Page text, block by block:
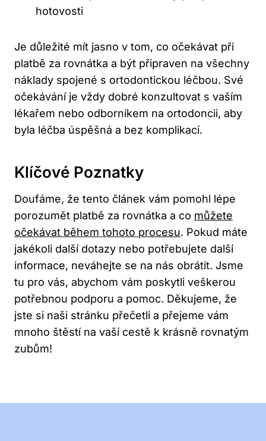
hotovosti
Je důležité mít jasno v tom, co očekávat při
platbě za rovnátka a být připraven na všechny
náklady spojené s ortodontickou léčbou. Své
očekávání je vždy dobré konzultovat s vaším
lékařem nebo odborníkem na ortodoncii, aby
byla léčba úspěšná a bez komplikací.
Klíčové Poznatky
Doufáme, že tento článek vám pomohl lépe
porozumět platbě za rovnátka a co můžete
očekávat během tohoto procesu. Pokud máte
jakékoli další dotazy nebo potřebujete další
informace, neváhejte se na nás obrátit. Jsme
tu pro vás, abychom vám poskytli veškerou
potřebnou podporu a pomoc. Děkujeme, že
jste si naši stránku přečetli a přejeme vám
mnoho štěstí na vaší cestě k krásně rovnatým
zubům!